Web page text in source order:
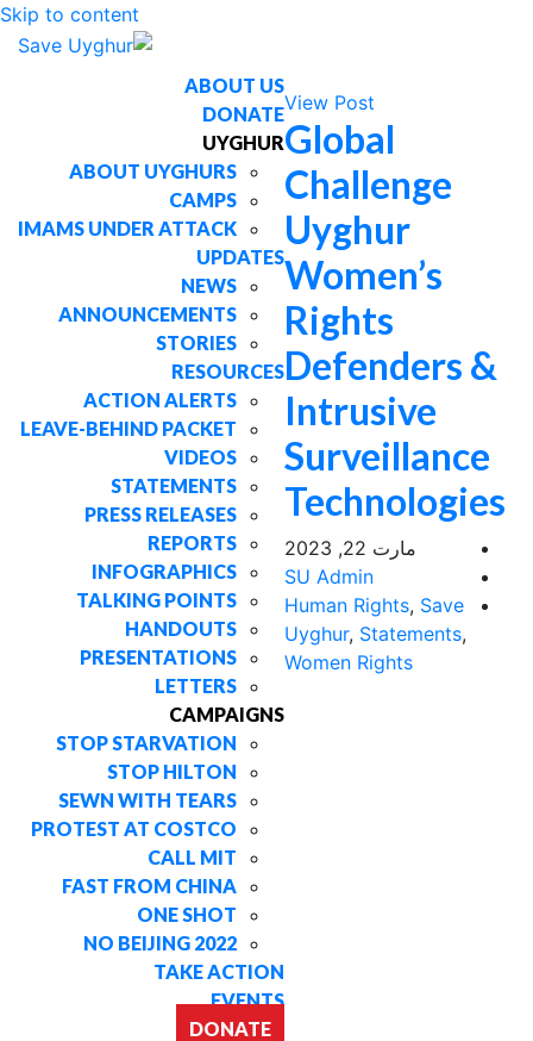
Skip to content
ABOUT US
DONATE
UYGHUR
ABOUT UYGHURS
CAMPS
IMAMS UNDER ATTACK
UPDATES
NEWS
ANNOUNCEMENTS
STORIES
RESOURCES
ACTION ALERTS
LEAVE-BEHIND PACKET
VIDEOS
STATEMENTS
PRESS RELEASES
REPORTS
INFOGRAPHICS
TALKING POINTS
HANDOUTS
PRESENTATIONS
LETTERS
CAMPAIGNS
STOP STARVATION
STOP HILTON
SEWN WITH TEARS
PROTEST AT COSTCO
CALL MIT
FAST FROM CHINA
ONE SHOT
NO BEIJING 2022
TAKE ACTION
EVENTS
DONATE
View Post
Global
Challenge
Uyghur
Women’s
Rights
Defenders &
Intrusive
Surveillance
Technologies
مارت 22, 2023
SU Admin
Human Rights, Save
Uyghur, Statements,
Women Rights